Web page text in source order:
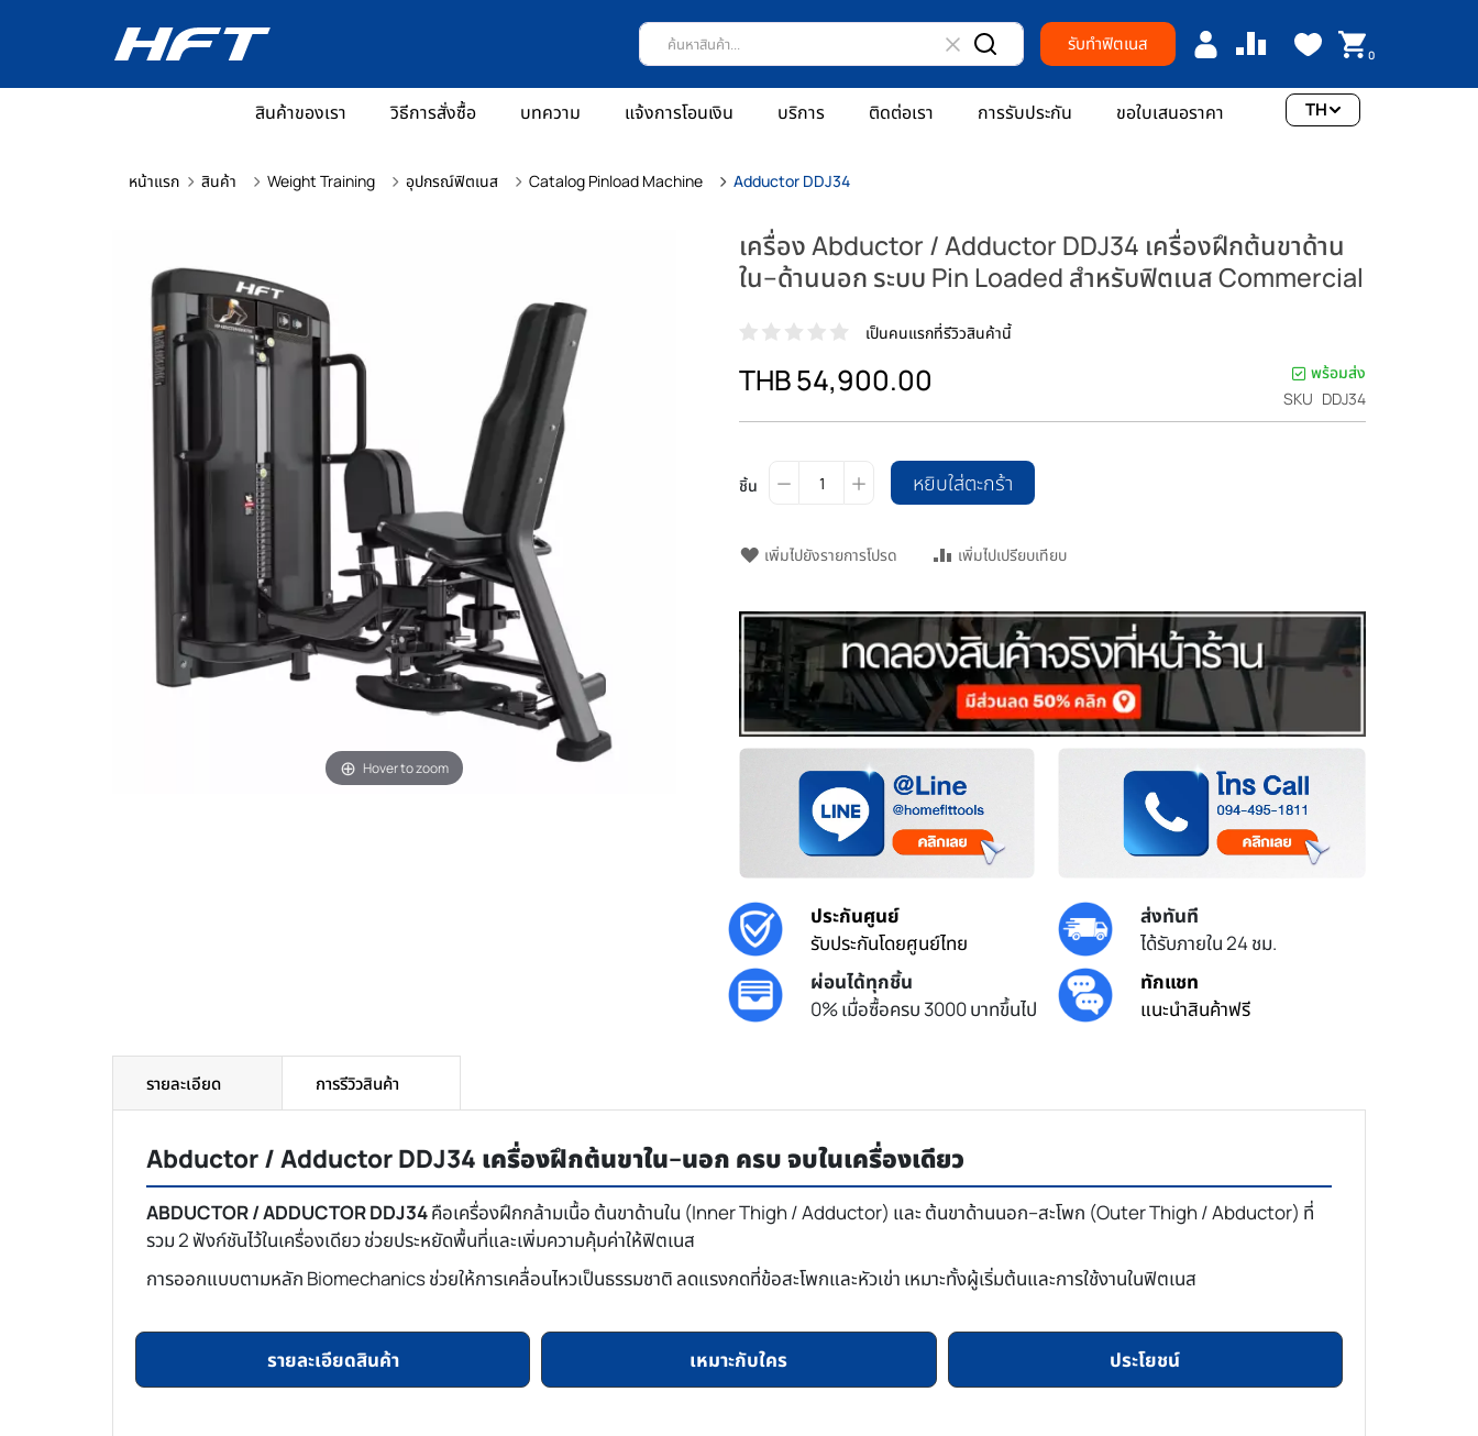
รับทำฟิตเนส 0
สินค้าของเรา วิธีการสั่งซื้อ บทความ แจ้งการโอนเงิน บริการ ติดต่อเรา การรับประกัน ขอใบเสนอราคา TH
หน้าแรก สินค้า Weight Training อุปกรณ์ฟิตเนส Catalog Pinload Machine Adductor DDJ34
Hover to zoom
เครื่อง Abductor / Adductor DDJ34 เครื่องฝึกต้นขาด้าน
ใน–ด้านนอก ระบบ Pin Loaded สำหรับฟิตเนส Commercial
เป็นคนแรกที่รีวิวสินค้านี้
THB 54,900.00
พร้อมส่ง
SKU DDJ34
ชิ้น หยิบใส่ตะกร้า
เพิ่มไปยังรายการโปรด เพิ่มไปเปรียบเทียบ
ประกันศูนย์
รับประกันโดยศูนย์ไทย
ส่งทันที
ได้รับภายใน 24 ชม.
ผ่อนได้ทุกชิ้น
0% เมื่อซื้อครบ 3000 บาทขึ้นไป
ทักแชท
แนะนำสินค้าฟรี
รายละเอียด
Abductor / Adductor DDJ34 เครื่องฝึกต้นขาใน–นอก ครบ จบในเครื่องเดียว
ABDUCTOR / ADDUCTOR DDJ34คือเครื่องฝึกกล้ามเนื้อ ต้นขาด้านใน (Inner Thigh / Adductor) และ ต้นขาด้านนอก–สะโพก (Outer Thigh / Abductor) ที่
รวม 2 ฟังก์ชันไว้ในเครื่องเดียว ช่วยประหยัดพื้นที่และเพิ่มความคุ้มค่าให้ฟิตเนส
การออกแบบตามหลัก Biomechanics ช่วยให้การเคลื่อนไหวเป็นธรรมชาติ ลดแรงกดที่ข้อสะโพกและหัวเข่า เหมาะทั้งผู้เริ่มต้นและการใช้งานในฟิตเนส
รายละเอียดสินค้า เหมาะกับใคร ประโยชน์
การรีวิวสินค้า